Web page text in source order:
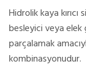
Hidrolik kaya
besleyici veya elek
parçalamak
kombinasyonudur.